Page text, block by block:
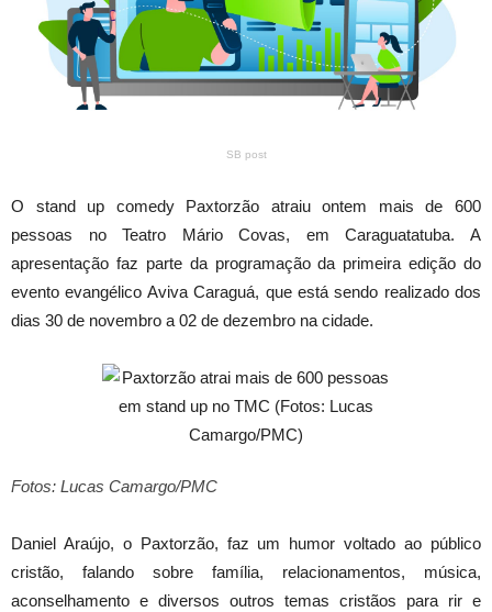
SB post
O stand up comedy Paxtorzão atraiu ontem mais de 600
pessoas no Teatro Mário Covas, em Caraguatatuba. A
apresentação faz parte da programação da primeira edição do
evento evangélico Aviva Caraguá, que está sendo realizado dos
dias 30 de novembro a 02 de dezembro na cidade.
Fotos: Lucas Camargo/PMC
Daniel Araújo, o Paxtorzão, faz um humor voltado ao público
cristão, falando sobre família, relacionamentos, música,
aconselhamento e diversos outros temas cristãos para rir e